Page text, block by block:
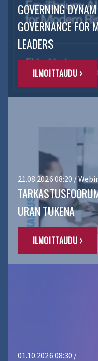
GOVERNING
GOVERNANCE FOR
LEADERS
ILMOITTAUDU ›
21.08.2026 08:20 /
URAN TUKENA
ILMOITTAUDU ›
01.10.2026 08:30 /